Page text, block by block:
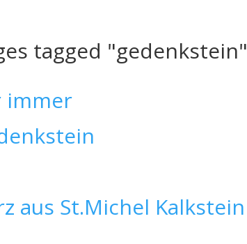
tagged "gedenkstein"